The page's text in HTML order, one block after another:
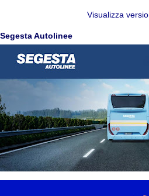
Visualizza
Segesta Autolinee